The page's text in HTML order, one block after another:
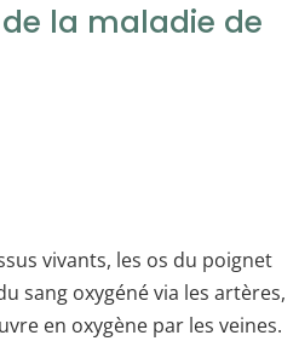
la maladie de
vivants, les os du poignet
sang oxygéné via les artères,
en oxygène par les veines.